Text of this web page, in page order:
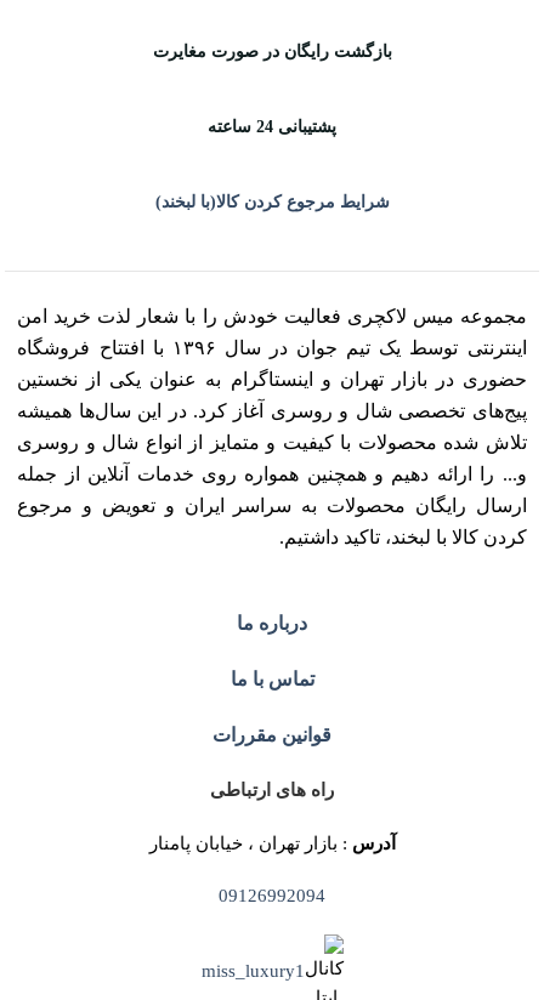
بازگشت رایگان در صورت مغایرت
پشتیبانی 24 ساعته
شرایط مرجوع کردن کالا(با لبخند)
مجموعه میس لاکچری فعالیت خودش را با شعار لذت خرید امن
اینترنتی توسط یک تیم جوان در سال ۱۳۹۶ با افتتاح فروشگاه
حضوری در بازار تهران و اینستاگرام به عنوان یکی از نخستین
پیج‌های تخصصی شال و روسری آغاز کرد. در این سال‌ها همیشه
تلاش شده محصولات با کیفیت و متمایز از انواع شال و روسری
و... را ارائه دهیم و همچنین همواره روی خدمات آنلاین از جمله
ارسال رایگان محصولات به سراسر ایران و تعویض و مرجوع
کردن کالا با لبخند، تاکید داشتیم.
درباره ما
تماس با ما
قوانین مقررات
راه های ارتباطی
آدرس : بازار تهران ، خیابان پامنار
09126992094
miss_luxury1